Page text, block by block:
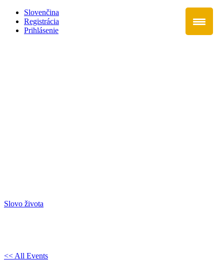
Slovenčina
Registrácia
Prihlásenie
Slovo života
<< All Events